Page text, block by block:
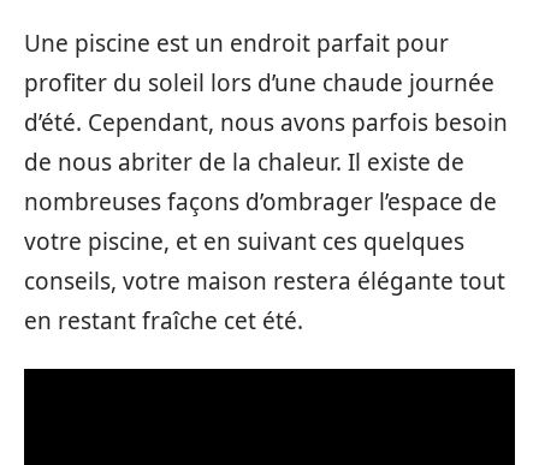
Une piscine est un endroit parfait pour
profiter du soleil lors d’une chaude journée
d’été. Cependant, nous avons parfois besoin
de nous abriter de la chaleur. Il existe de
nombreuses façons d’ombrager l’espace de
votre piscine, et en suivant ces quelques
conseils, votre maison restera élégante tout
en restant fraîche cet été.